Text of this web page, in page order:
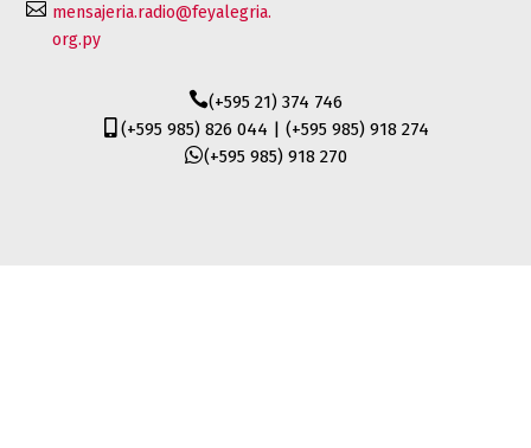
 mensajeria.radio@feyalegria.
org.py
(+595 21) 374 746
 (+595 985) 826 044 | (+595 985) 918 274
(+595 985) 918 270